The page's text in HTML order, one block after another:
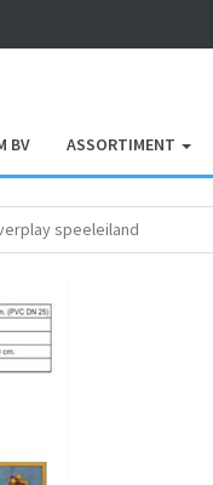
BV ASSORTIMENT
speeleiland